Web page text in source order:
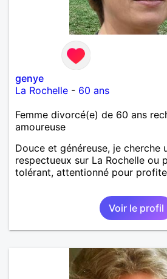
genye
La Rochelle - 60 ans
Femme divorcé(e) de 60 ans
amoureuse
Douce et généreuse, je cherche
respectueux sur La Rochelle ou
tolérant, attentionné pour
Voir le profil